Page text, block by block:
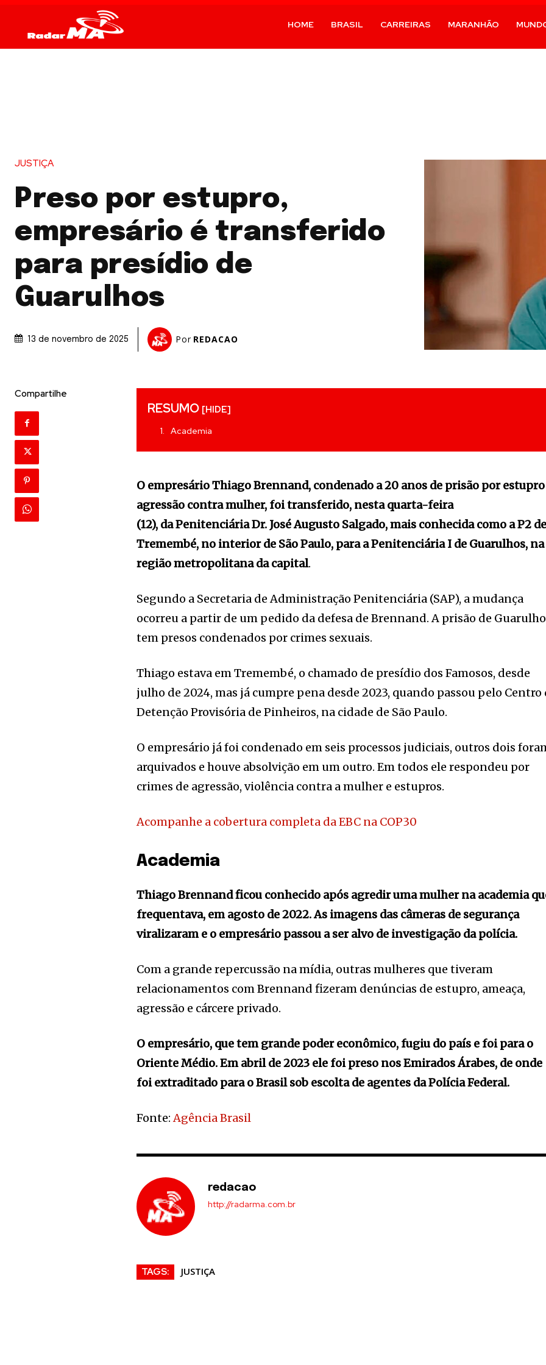
HOME BRASIL CARREIRAS MARANHÃO
JUSTIÇA
Preso por estupro,
empresário é transferido
para presídio de
Guarulhos
13 de novembro de 2025 Por REDACAO
Compartilhe
RESUMO [HIDE]
Academia
O empresário Thiago Brennand, condenado a 20 anos de prisão por estupro
agressão contra mulher, foi transferido, nesta quarta-feira
(12), da Penitenciária Dr. José Augusto Salgado, mais conhecida como a P2
Tremembé, no interior de São Paulo, para a Penitenciária I de Guarulhos, na
região metropolitana da capital.
Segundo a Secretaria de Administração Penitenciária (SAP), a mudança
ocorreu a partir de um pedido da defesa de Brennand. A prisão de
tem presos condenados por crimes sexuais.
Thiago estava em Tremembé, o chamado de presídio dos Famosos, desde
julho de 2024, mas já cumpre pena desde 2023, quando passou pelo Centro
Detenção Provisória de Pinheiros, na cidade de São Paulo.
O empresário já foi condenado em seis processos judiciais, outros dois
arquivados e houve absolvição em um outro. Em todos ele respondeu por
crimes de agressão, violência contra a mulher e estupros.
Acompanhe a cobertura completa da EBC na COP30
Academia
Thiago Brennand ficou conhecido após agredir uma mulher na academia
frequentava, em agosto de 2022. As imagens das câmeras de segurança
viralizaram e o empresário passou a ser alvo de investigação da polícia.
Com a grande repercussão na mídia, outras mulheres que tiveram
relacionamentos com Brennand fizeram denúncias de estupro, ameaça,
agressão e cárcere privado.
O empresário, que tem grande poder econômico, fugiu do país e foi para o
Oriente Médio. Em abril de 2023 ele foi preso nos Emirados Árabes, de onde
foi extraditado para o Brasil sob escolta de agentes da Polícia Federal.
Fonte:Agência Brasil
redacao
http://radarma.com.br
TAGS: JUSTIÇA